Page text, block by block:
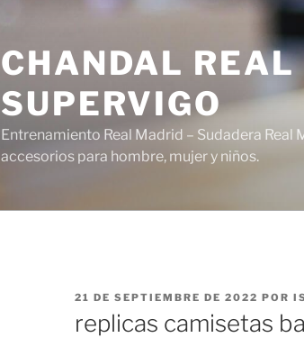
CHANDAL
SUPERVIGO
Entrenamiento Real Madrid – Sudadera
accesorios para hombre, mujer y niños.
PUBLICADO
21 DE SEPTIEMBRE DE 2022 POR
replicas camisetas